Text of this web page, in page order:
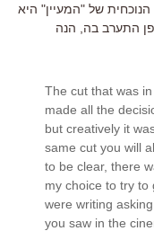
של "המעיין" היא
התערב בה, הנה
The cut that was
made all the
but creatively it
same cut you will
to be clear, there
my choice to try
were writing
you saw in the